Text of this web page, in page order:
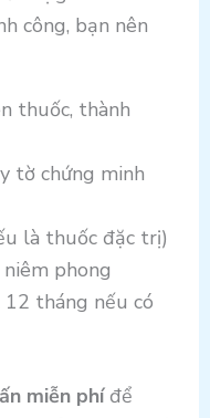
công, bạn nên
thuốc, thành
tờ chứng minh
là thuốc đặc trị)
niêm phong
tháng nếu có
miễn phíđể